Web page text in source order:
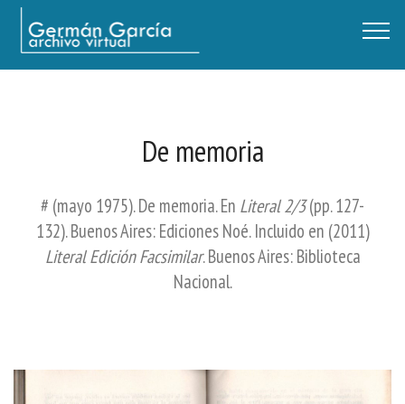
Germán García - Archivo Virtual / Centro Descartes, Buenos Aires
De memoria
# (mayo 1975). De memoria. En Literal 2/3(pp. 127-
132). Buenos Aires: Ediciones Noé. Incluido en (2011)
Literal Edición Facsimilar. Buenos Aires: Biblioteca
Nacional.